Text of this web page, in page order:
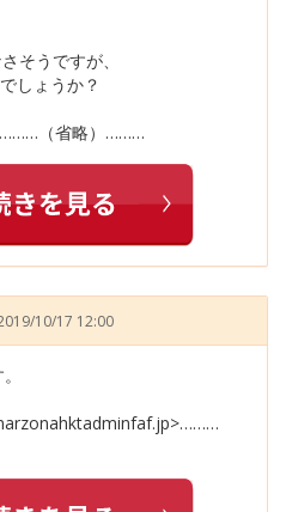
そうですが、
しょうか？
（省略）………
10/17 12:00